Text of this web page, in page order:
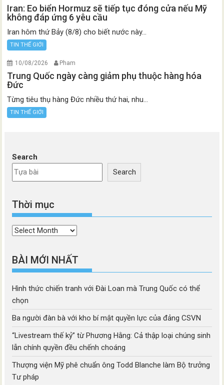
Iran: Eo biển Hormuz sẽ tiếp tục đóng cửa nếu Mỹ
không đáp ứng 6 yêu cầu
Iran hôm thứ Bảy (8/8) cho biết nước này...
TIN THẾ GIỚI
10/08/2026 Pham
Trung Quốc ngày càng giảm phụ thuộc hàng hóa
Đức
Từng tiêu thụ hàng Đức nhiều thứ hai, nhu...
TIN THẾ GIỚI
Search
Search
Thời mục
Thời
BÀI MỚI NHẤT
Hình thức chiến tranh với Đài Loan mà Trung Quốc có thể
chọn
Ba người đàn bà với kho bí mật quyền lực của đảng CSVN
“Livestream thế kỷ” từ Phương Hằng: Cả thập loại chúng sinh
lẫn chính quyền đều chếnh choáng
Thượng viện Mỹ phê chuẩn ông Todd Blanche làm Bộ trưởng
Tư pháp